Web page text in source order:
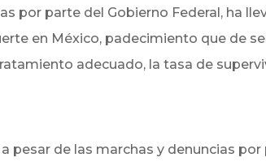
por parte del Gobierno Federal, ha
en México, padecimiento que de
adecuado, la tasa de
pesar de las marchas y denuncias